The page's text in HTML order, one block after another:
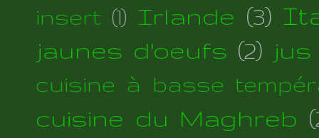
insert (1) Irlande (3)
jaunes d'oeufs (2)
cuisine à basse
cuisine du Maghreb